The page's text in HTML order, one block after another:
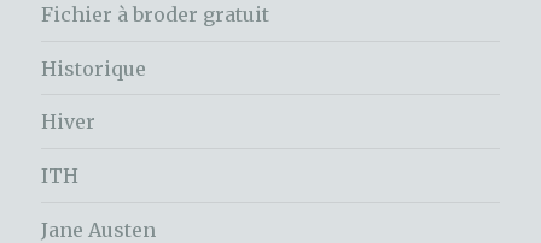
Fichier à broder gratuit
Historique
Hiver
ITH
Jane Austen